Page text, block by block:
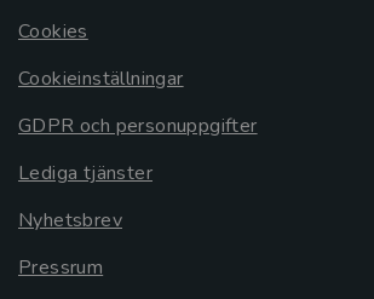
Cookies
Cookieinställningar
GDPR och personuppgifter
Lediga tjänster
Nyhetsbrev
Pressrum